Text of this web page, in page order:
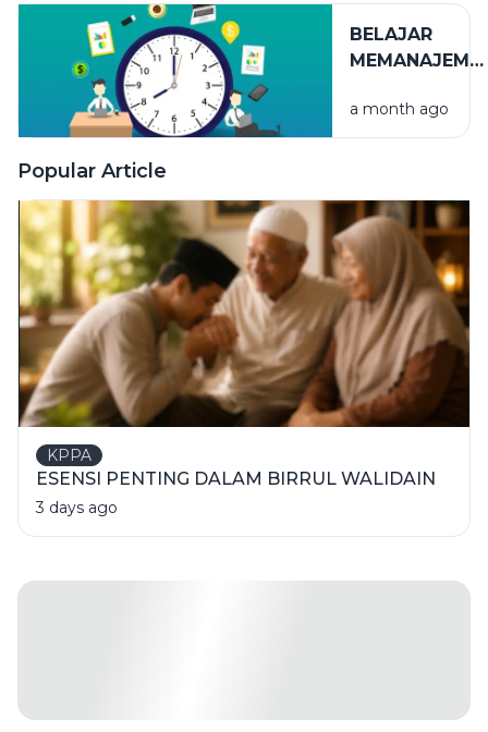
BELAJAR
a month ago
Popular Article
KPPA
ESENSI PENTING DALAM BIRRUL WALIDAIN
3 days ago